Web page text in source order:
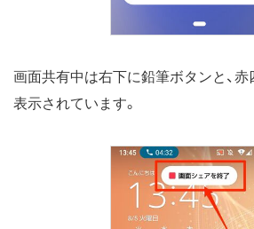
画面共有中は右下に鉛筆ボタンと、
表示されています。